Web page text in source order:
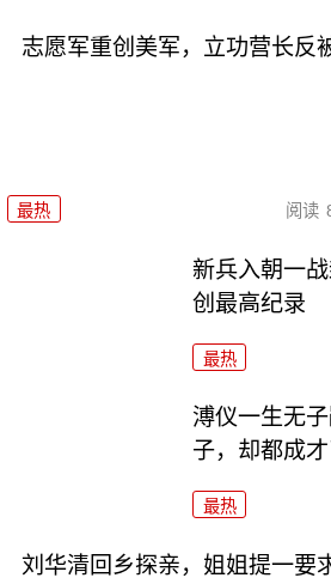
志愿军重创美军，立功营长反
最热 阅读
新兵入朝一
创最高纪录
最热
溥仪一生无
子，却都成
最热
刘华清回乡探亲，姐姐提一要